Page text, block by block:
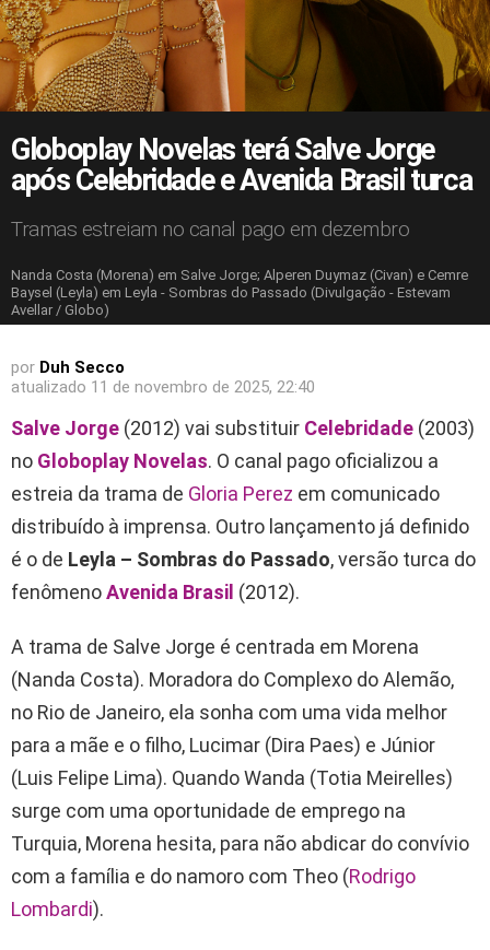
Globoplay Novelas terá Salve Jorge
após Celebridade e Avenida Brasil turca
Tramas estreiam no canal pago em dezembro
Nanda Costa (Morena) em Salve Jorge; Alperen Duymaz (Civan) e Cemre
Baysel (Leyla) em Leyla - Sombras do Passado (Divulgação - Estevam
Avellar / Globo)
por Duh Secco
atualizado 11 de novembro de 2025, 22:40
Salve Jorge (2012) vai substituir Celebridade (2003)
no Globoplay Novelas. O canal pago oficializou a
estreia da trama de Gloria Perez em comunicado
distribuído à imprensa. Outro lançamento já definido
é o de Leyla – Sombras do Passado, versão turca do
fenômenoAvenida Brasil (2012).
A trama de Salve Jorge é centrada em Morena
(Nanda Costa). Moradora do Complexo do Alemão,
no Rio de Janeiro, ela sonha com uma vida melhor
para a mãe e o filho, Lucimar (Dira Paes) e Júnior
(Luis Felipe Lima). Quando Wanda (Totia Meirelles)
surge com uma oportunidade de emprego na
Turquia, Morena hesita, para não abdicar do convívio
com a família e do namoro com Theo (Rodrigo
Lombardi).